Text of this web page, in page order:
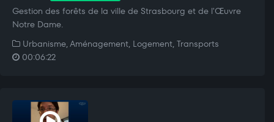
Gestion des forêts de la ville de Strasbourg et de l'Œuvre
Notre Dame.
Urbanisme, Aménagement, Logement, Transports
00:06:22